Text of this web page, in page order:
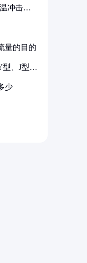
冲击要
量的目的
、J型、
少